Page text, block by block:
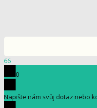
66
0
Napište nám svůj dotaz nebo